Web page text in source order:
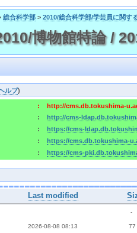
総合科学部> 2010/総合科学部/学芸員に関す
博物館特論 /
ルプ)
:
http://cms.db.tokushima-
:
http://cms-
:
https://cms-
:
https://cms.db.tokushima-
: https://cms-
Last modified
  -
2026-08-08 08:13 77